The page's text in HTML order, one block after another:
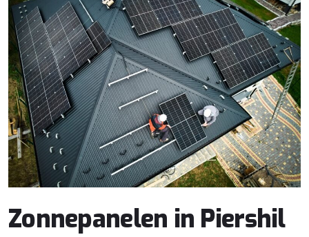
Zonnepanelen in Piershil